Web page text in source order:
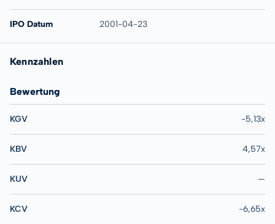
IPO Datum 2001-04-23
Kennzahlen
Bewertung
KGV -5,13x
KBV 4,57x
KUV —
KCV -6,65x